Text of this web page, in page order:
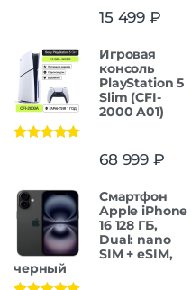
15 499 ₽
Игровая
консоль
PlayStation 5
Slim (CFI-
2000 A01)
68 999 ₽
Смартфон
Apple iPhone
16 128 ГБ,
Dual: nano
SIM + eSIM,
черный